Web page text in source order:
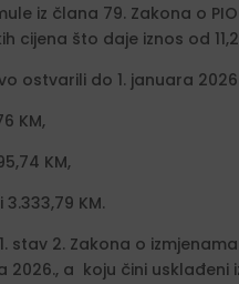
iz člana 79. Zakona o
cijena što daje iznos od
ostvarili do 1. januara
KM,
KM,
KM.
stav 2. Zakona o
a koju čini